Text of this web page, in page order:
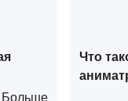
Больше
Что